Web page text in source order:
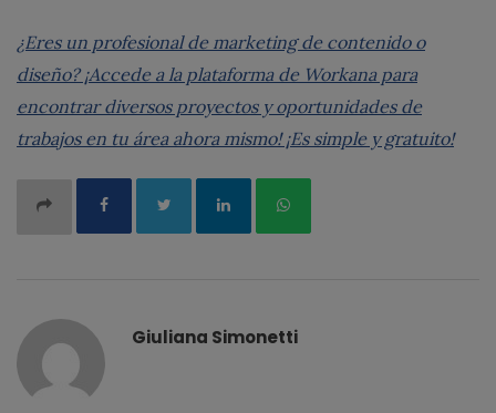
¿Eres un profesional de marketing de contenido o
diseño? ¡Accede a la plataforma de Workana para
encontrar diversos proyectos y oportunidades de
trabajos en tu área ahora mismo! ¡Es simple y gratuito!
Giuliana Simonetti